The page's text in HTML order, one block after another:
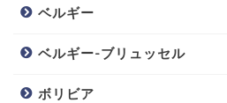
ベルギー
ベルギー-ブリュッセル
ボリビア